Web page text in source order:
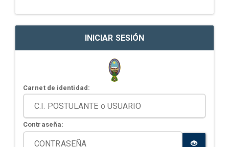
INICIAR SESIÓN
Carnet de identidad:
Contraseña: